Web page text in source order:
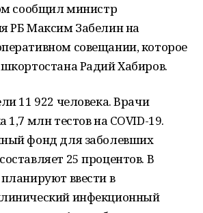
сообщил министр
РБ Максим Забелин на
совещании, которое
Радий Хабиров.
11 922 человека. Врачи
1,7 млн тестов на COVID-19.
фонд для заболевших
25 процентов. В
ввести в
инфекционный